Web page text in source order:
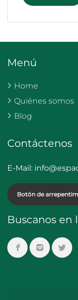
Menú
Home
Quiénes somos
Blog
Contáctenos
E-Mail:
Botón de
Buscanos en